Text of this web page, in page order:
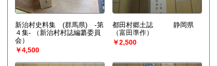
新治村史料集 (群馬県) -第
４集-
（新治村村誌編纂委員
会）
￥4,500
都田村郷土誌 静岡県
（富田準作）
￥2,500